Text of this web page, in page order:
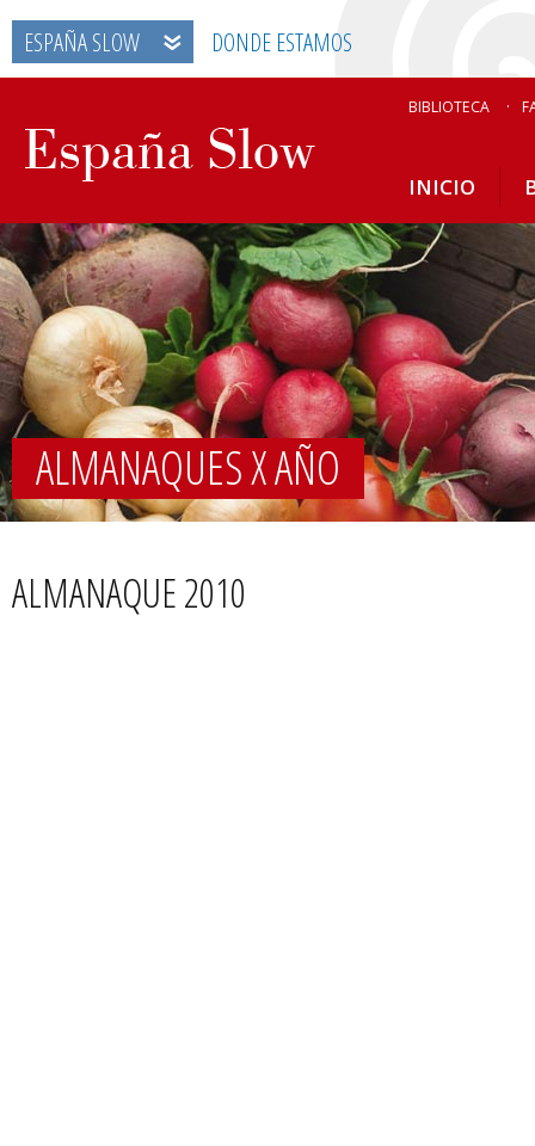
ESPAÑA SLOW DONDE ESTAMOS
BIBLIOTECA
INICIO
ALMANAQUES X AÑO
ALMANAQUE 2010